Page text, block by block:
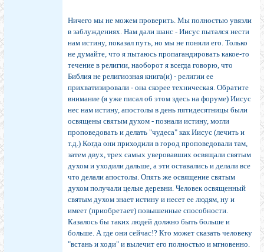
Ничего мы не можем проверить. Мы полностью увязли
в заблуждениях. Нам дали шанс - Иисус пытался нести
нам истину, показал путь, но мы не поняли его. Только
не думайте, что я пытаюсь пропагандировать какое-то
течение в религии, наоборот я всегда говорю, что
Библия не религиозная книга(и) - религии ее
прихватизировали - она скорее техническая. Обратите
внимание (я уже писал об этом здесь на форуме) Иисус
нес нам истину, апостолы в день пятидесятницы были
освящены святым духом - познали истину, могли
проповедовать и делать "чудеса" как Иисус (лечить и
т.д.) Когда они приходили в город проповедовали там,
затем двух, трех самых уверовавших освящали святым
духом и уходили дальше, а эти оставались и делали все
что делали апостолы. Опять же освящение святым
духом получали целые деревни. Человек освященный
святым духом знает истину и несет ее людям, ну и
имеет (приобретает) повышенные способности.
Казалось бы таких людей должно быть больше и
больше. А где они сейчас!? Кто может сказать человеку
"встань и ходи" и вылечит его полностью и мгновенно.